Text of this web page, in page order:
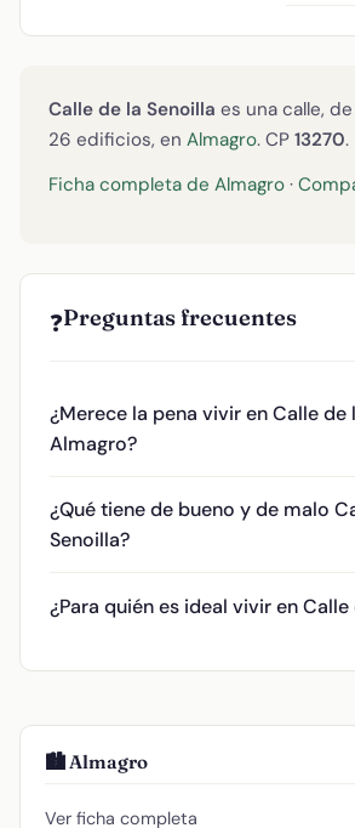
Calle de la Senoilla es una calle,
26 edificios, en Almagro. CP 13270.
Ficha completa de Almagro ·
❓Preguntas frecuentes
¿Merece la pena vivir en Calle de
Almagro?
¿Qué tiene de bueno y de malo
Senoilla?
¿Para quién es ideal vivir en Calle
🏙️ Almagro
Ver ficha completa